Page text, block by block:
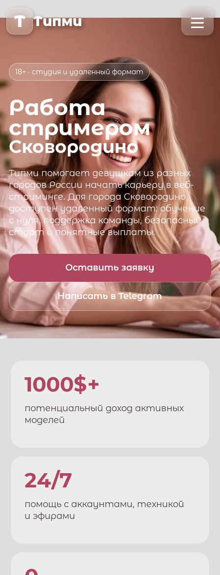
T Типми
18+ · студия и удаленный формат
Работа
стримером
Сковородино
Типмипомогает девушкам из разных
городов России начать карьеру в веб-
стриминге. Для города Сковородино
доступен удаленный формат: обучение
с нуля, поддержка команды, безопасный
старт и понятные выплаты.
Оставить заявку
Написать в Telegram
1000$+
потенциальный доход активных
моделей
24/7
помощь с аккаунтами, техникой
и эфирами